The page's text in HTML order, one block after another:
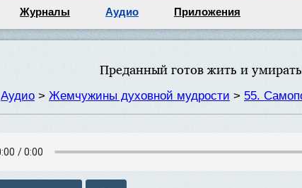
Журналы Аудио Приложения
Преданный готов жить и
Аудио > Жемчужины духовной мудрости > 55.